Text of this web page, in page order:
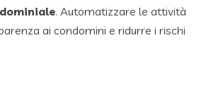
. Automatizzare le attività
ai condomini e ridurre i rischi